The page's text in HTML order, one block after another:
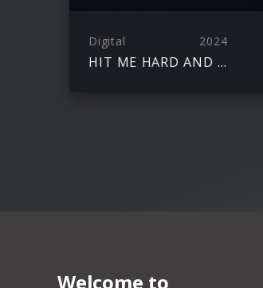
Digital 2024
HIT ME HARD AND SOFT